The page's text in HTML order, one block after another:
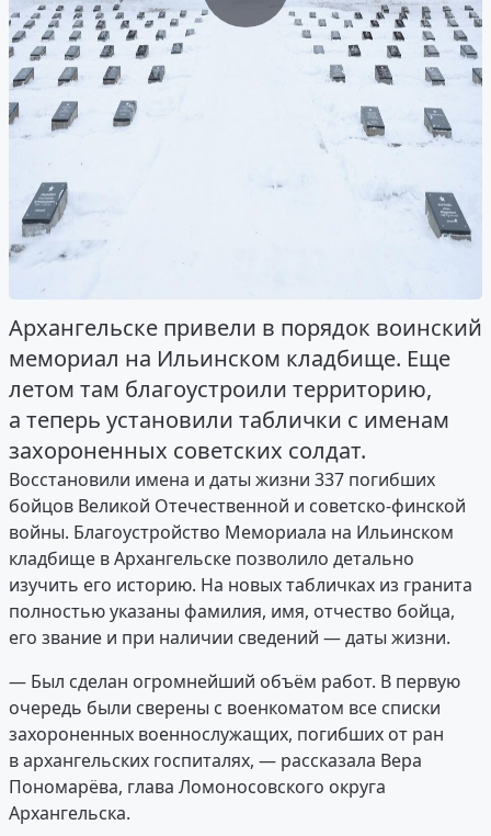
Архангельске привели в порядок воинский
мемориал на Ильинском кладбище. Еще
летом там благоустроили территорию,
а теперь установили таблички с именам
захороненных советских солдат.
Восстановили имена и даты жизни 337 погибших
бойцов Великой Отечественной и советско-финской
войны. Благоустройство Мемориала на Ильинском
кладбище в Архангельске позволило детально
изучить его историю. На новых табличках из гранита
полностью указаны фамилия, имя, отчество бойца,
его звание и при наличии сведений — даты жизни.
— Был сделан огромнейший объём работ. В первую
очередь были сверены с военкоматом все списки
захороненных военнослужащих, погибших от ран
в архангельских госпиталях, — рассказала Вера
Пономарёва, глава Ломоносовского округа
Архангельска.